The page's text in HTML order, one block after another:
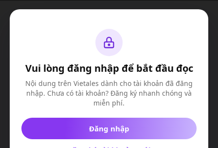
Vui lòng đăng nhập để bắt đầu đọc
Nội dung trên Vietales dành cho tài khoản đã đăng
nhập. Chưa có tài khoản? Đăng ký nhanh chóng và
miễn phí.
Đăng nhập
© Vietales 2023. All Rights Reserved
Công ty TNHH truyền thông và giải trí VIE-X
MSDN:​ 0317508603
Địa chỉ:Căn K4, Nhà số 9, Đường D13, Khu Valora Fuji, Phường Phước
Long B